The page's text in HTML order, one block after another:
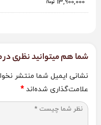
13,900,000
شما هم میتوانید نظری در
نشانی ایمیل شما منتشر
علامت‌گذاری شده‌اند *